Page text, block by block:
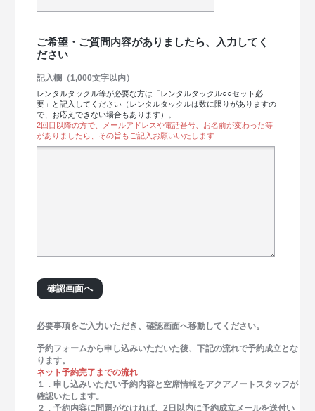
ご希望・ご質問内容がありましたら、入力してく
ださい
記入欄（1,000文字以内）
レンタルタックル等が必要な方は「レンタルタックル○○セット必
要」と記入してください（レンタルタックルは数に限りがありますの
で、お応えできない場合もあります）。
2回目以降の方で、メールアドレスや電話番号、お名前が変わった等
がありましたら、その旨もご記入お願いいたします
必要事項をご入力いただき、確認画面へ移動してください。
予約フォームから申し込みいただいた後、下記の流れで予約成立とな
ります。
ネット予約完了までの流れ
１．申し込みいただい予約内容と空席情報をアクアノートスタッフが
確認いたします。
２．予約内容に問題がなければ、2日以内に予約成立メールを送付い